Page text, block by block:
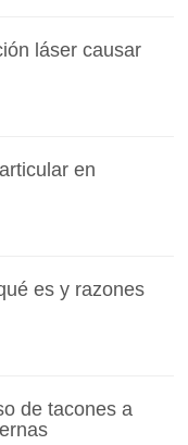
láser causar
en
es y razones
de tacones a